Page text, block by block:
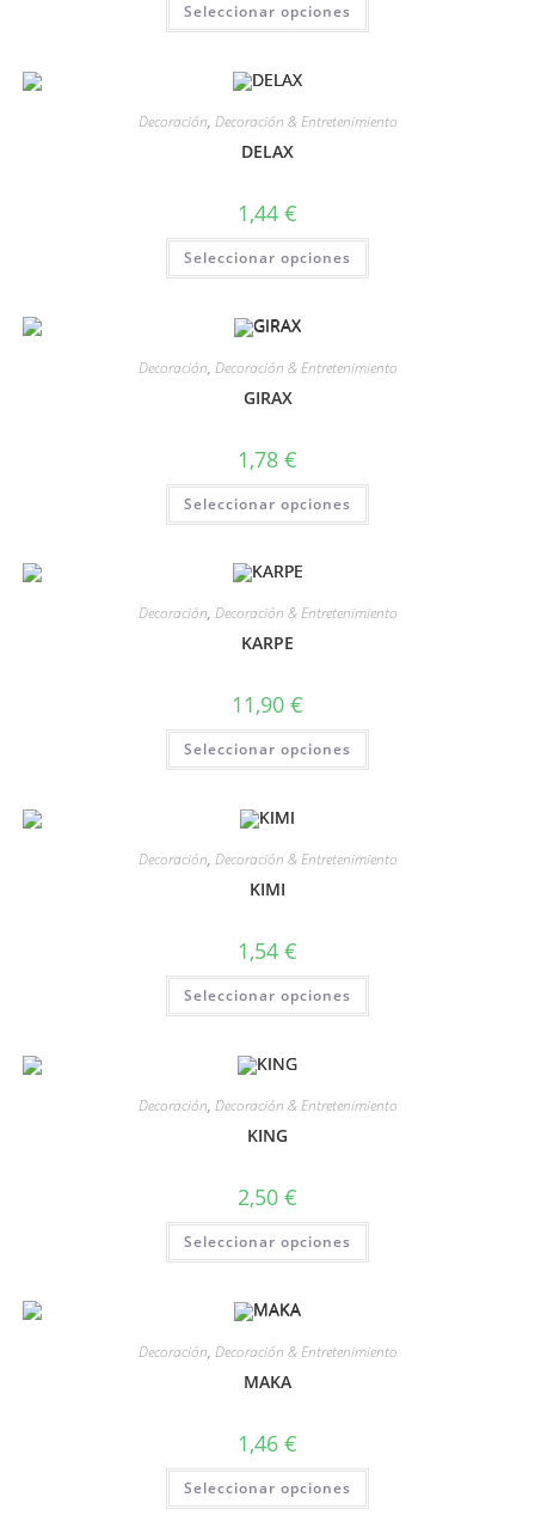
Seleccionar opciones
Decoración, Decoración & Entretenimiento
DELAX
1,44 €
Seleccionar opciones
Decoración, Decoración & Entretenimiento
GIRAX
1,78 €
Seleccionar opciones
Decoración, Decoración & Entretenimiento
KARPE
11,90 €
Seleccionar opciones
Decoración, Decoración & Entretenimiento
KIMI
1,54 €
Seleccionar opciones
Decoración, Decoración & Entretenimiento
KING
2,50 €
Seleccionar opciones
Decoración, Decoración & Entretenimiento
MAKA
1,46 €
Seleccionar opciones